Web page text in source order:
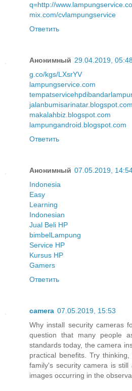
q=http://
mix.com/cvlampungservice
Ответить
Анонимный 29.04.2019, 05:48
g.co/kgs/LXsrYV
lampungservice.com
jalanbumisarinatar.blogspot.com
makalahbiz.blogspot.com
lampungandroid.blogspot.com
Ответить
Анонимный 07.05.2019,
Indonesia
Easy
Learning
Indonesian
Jual Beli HP
bimbelLampung
Service HP
Kursus HP
Gamers
Ответить
camera 07.05.2019, 15:53
Why install security cameras
question that many people
standards today, the camera
practical benefits. Try
family's security camera is
images occurring in the